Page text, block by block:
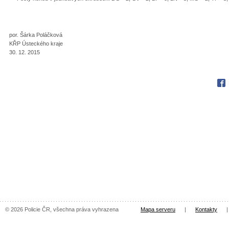
por. Šárka Poláčková
KŘP Ústeckého kraje
30. 12. 2015
© 2026 Policie ČR, všechna práva vyhrazena Mapa serveru | Kontakty |